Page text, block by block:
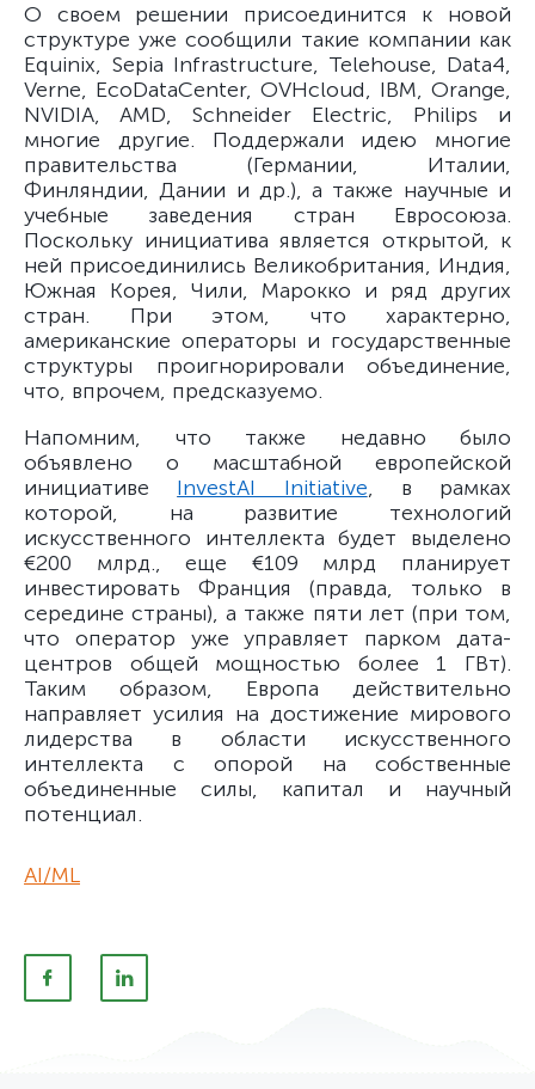
О своем решении присоединится к новой
структуре уже сообщили такие компании как
Equinix, Sepia Infrastructure, Telehouse, Data4,
Verne, EcoDataCenter, OVHcloud, IBM, Orange,
NVIDIA, AMD, Schneider Electric, Philips и
многие другие. Поддержали идею многие
правительства (Германии, Италии,
Финляндии, Дании и др.), а также научные и
учебные заведения стран Евросоюза.
Поскольку инициатива является открытой, к
ней присоединились Великобритания, Индия,
Южная Корея, Чили, Марокко и ряд других
стран. При этом, что характерно,
американские операторы и государственные
структуры проигнорировали объединение,
что, впрочем, предсказуемо.
Напомним, что также недавно было
объявлено о масштабной европейской
инициативе InvestAI Initiative, в рамках
которой, на развитие технологий
искусственного интеллекта будет выделено
€200 млрд., еще €109 млрд планирует
инвестировать Франция (правда, только в
середине страны), а также пяти лет (при том,
что оператор уже управляет парком дата-
центров общей мощностью более 1 ГВт).
Таким образом, Европа действительно
направляет усилия на достижение мирового
лидерства в области искусственного
интеллекта с опорой на собственные
объединенные силы, капитал и научный
потенциал.
AI/ML